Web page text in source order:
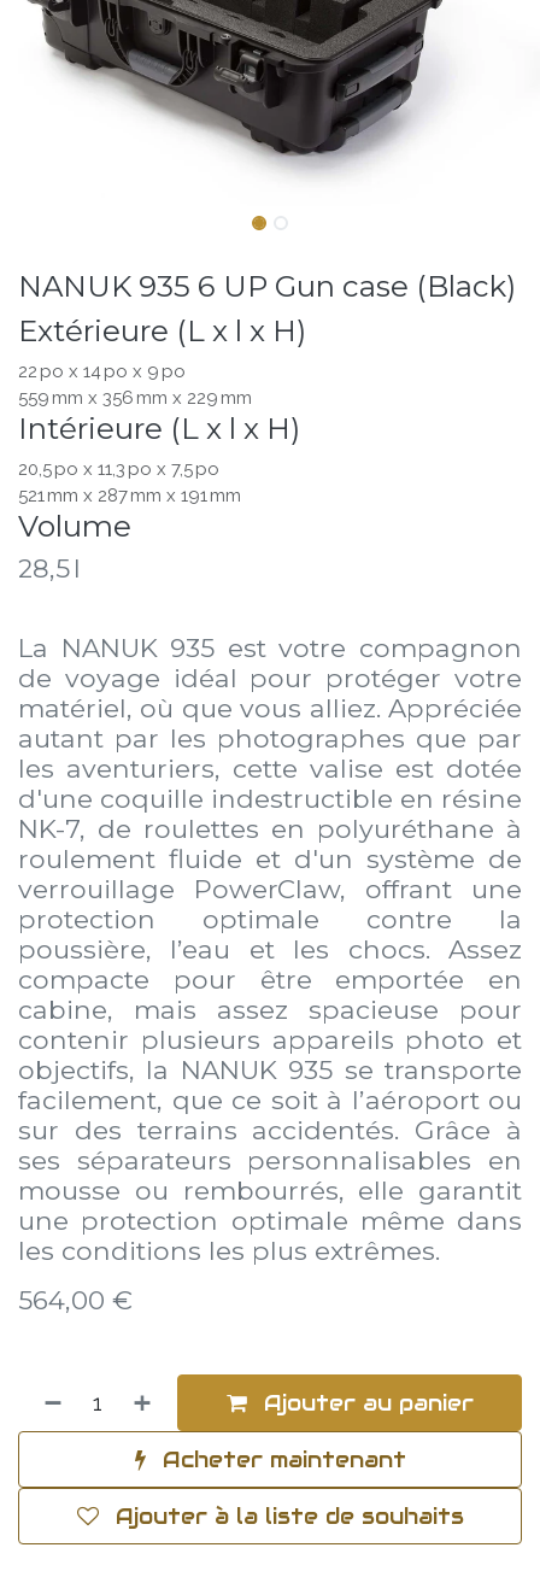
NANUK 935 6 UP Gun case (Black)
Extérieure (L x l x H)
22 po x 14 po x 9 po
559 mm x 356 mm x 229 mm
Intérieure (L x l x H)
20,5 po x 11,3 po x 7,5 po
521 mm x 287 mm x 191 mm
Volume
28,5 l
La NANUK 935 est votre compagnon
de voyage idéal pour protéger votre
matériel, où que vous alliez. Appréciée
autant par les photographes que par
les aventuriers, cette valise est dotée
d'une coquille indestructible en résine
NK-7, de roulettes en polyuréthane à
roulement fluide et d'un système de
verrouillage PowerClaw, offrant une
protection optimale contre la
poussière, l’eau et les chocs. Assez
compacte pour être emportée en
cabine, mais assez spacieuse pour
contenir plusieurs appareils photo et
objectifs, la NANUK 935 se transporte
facilement, que ce soit à l’aéroport ou
sur des terrains accidentés. Grâce à
ses séparateurs personnalisables en
mousse ou rembourrés, elle garantit
une protection optimale même dans
les conditions les plus extrêmes.
564,00 €
Ajouter au panier
Acheter maintenant
Ajouter à la liste de souhaits